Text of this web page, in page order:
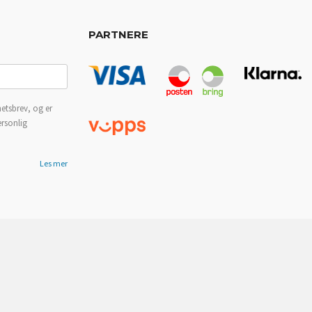
og er
Les mer
PARTNERE